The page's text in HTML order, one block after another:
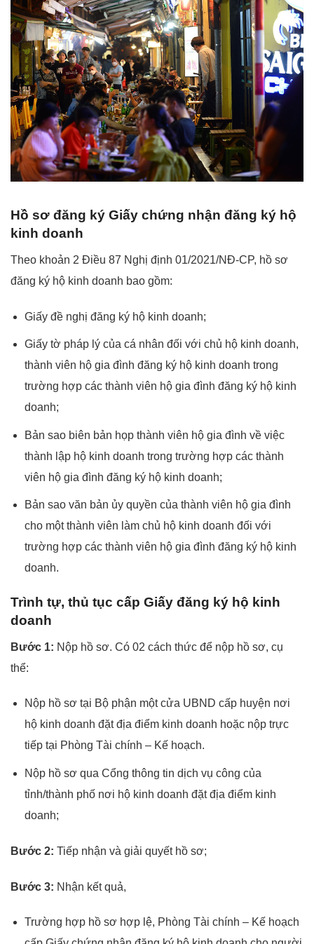
Hồ sơ đăng ký Giấy chứng nhận đăng ký hộ
kinh doanh
Theo khoản 2 Điều 87 Nghị định 01/2021/NĐ-CP, hồ sơ
đăng ký hộ kinh doanh bao gồm:
Giấy đề nghị đăng ký hộ kinh doanh;
Giấy tờ pháp lý của cá nhân đối với chủ hộ kinh doanh,
thành viên hộ gia đình đăng ký hộ kinh doanh trong
trường hợp các thành viên hộ gia đình đăng ký hộ kinh
doanh;
Bản sao biên bản họp thành viên hộ gia đình về việc
thành lập hộ kinh doanh trong trường hợp các thành
viên hộ gia đình đăng ký hộ kinh doanh;
Bản sao văn bản ủy quyền của thành viên hộ gia đình
cho một thành viên làm chủ hộ kinh doanh đối với
trường hợp các thành viên hộ gia đình đăng ký hộ kinh
doanh.
Trình tự, thủ tục cấp Giấy đăng ký hộ kinh
doanh
Bước 1: Nộp hồ sơ. Có 02 cách thức để nộp hồ sơ, cụ
thể:
Nộp hồ sơ tại Bộ phận một cửa UBND cấp huyện nơi
hộ kinh doanh đặt địa điểm kinh doanh hoặc nộp trực
tiếp tại Phòng Tài chính – Kế hoạch.
Nộp hồ sơ qua Cổng thông tin dịch vụ công của
tỉnh/thành phố nơi hộ kinh doanh đặt địa điểm kinh
doanh;
Bước 2: Tiếp nhận và giải quyết hồ sơ;
Bước 3: Nhận kết quả,
Trường hợp hồ sơ hợp lệ, Phòng Tài chính – Kế hoạch